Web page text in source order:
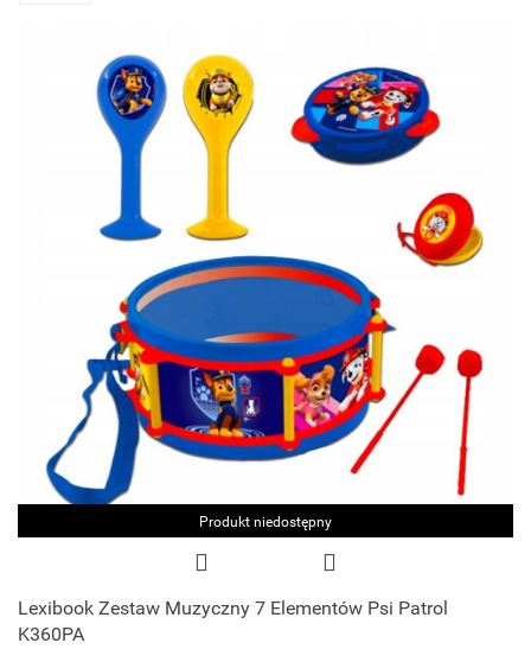
Produkt niedostępny
Lexibook Zestaw Muzyczny 7 Elementów Psi Patrol
K360PA